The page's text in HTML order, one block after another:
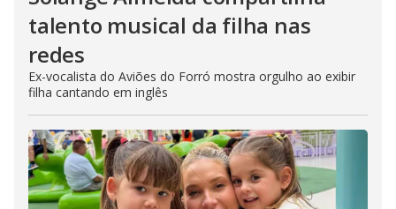
talento musical da filha nas
redes
Ex-vocalista do Aviões do Forró mostra orgulho ao exibir
filha cantando em inglês